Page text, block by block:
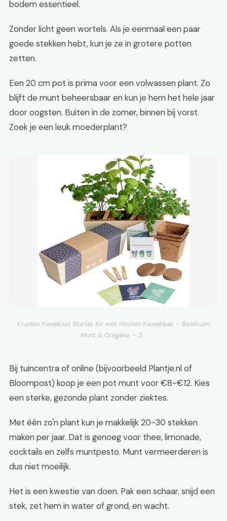
bodem essentieel.
Zonder licht geen wortels. Als je eenmaal een paar
goede stekken hebt, kun je ze in grotere potten
zetten.
Een 20 cm pot is prima voor een volwassen plant. Zo
blijft de munt beheersbaar en kun je hem het hele jaar
door oogsten. Buiten in de zomer, binnen bij vorst.
Zoek je een leuk moederplant?
Kruiden Kweekset Starter Kit met Houten Kweekbak – Basilicum,
Munt & Oregano – 3...
Bij tuincentra of online (bijvoorbeeld Plantje.nl of
Bloompost) koop je een pot munt voor €8-€12. Kies
een sterke, gezonde plant zonder ziektes.
Met één zo'n plant kun je makkelijk 20-30 stekken
maken per jaar. Dat is genoeg voor thee, limonade,
cocktails en zelfs muntpesto. Munt vermeerderen is
dus niet moeilijk.
Het is een kwestie van doen. Pak een schaar, snijd een
stek, zet hem in water of grond, en wacht.